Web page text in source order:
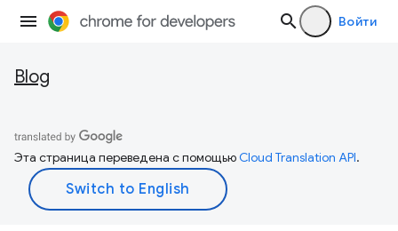
Войти
Blog
Эта страница переведена с помощьюCloud Translation API.